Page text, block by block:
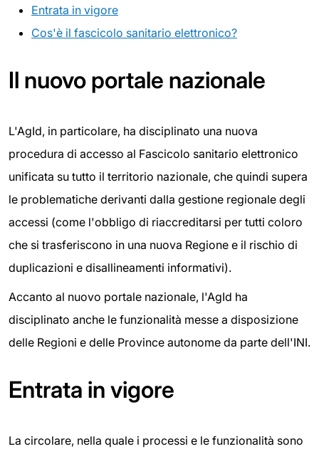
Entrata in vigore
Cos'è il fascicolo sanitario elettronico?
Il nuovo portale nazionale
L'AgId, in particolare, ha disciplinato una nuova
procedura di accesso al Fascicolo sanitario elettronico
unificata su tutto il territorio nazionale, che quindi supera
le problematiche derivanti dalla gestione regionale degli
accessi (come l'obbligo di riaccreditarsi per tutti coloro
che si trasferiscono in una nuova Regione e il rischio di
duplicazioni e disallineamenti informativi).
Accanto al nuovo portale nazionale, l'AgId ha
disciplinato anche le funzionalità messe a disposizione
delle Regioni e delle Province autonome da parte dell'INI.
Entrata in vigore
La circolare, nella quale i processi e le funzionalità sono